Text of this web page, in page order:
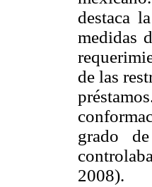
destaca
medidas
de las
grado
2008).